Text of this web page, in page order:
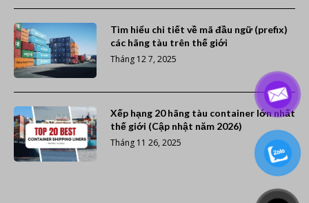
Tìm hiểu chi tiết về mã đầu ngữ (prefix)
các hãng tàu trên thế giới
Tháng 12 7, 2025
Xếp hạng 20 hãng tàu container lớn nhất
thế giới (Cập nhật năm 2026)
Tháng 11 26, 2025